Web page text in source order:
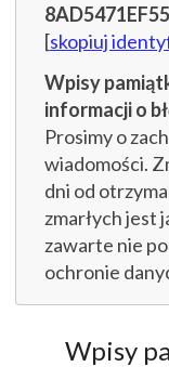
[skopiuj
Wpisy
informacji o
Prosimy o
wiadomości.
dni od
zmarłych jest
zawarte nie
ochronie
Wpisy